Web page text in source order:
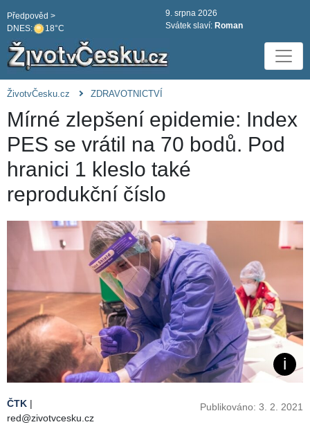
DNES: 18°C
Předpověd >
9. srpna 2026
Svátek slaví: Roman
ŽivotvČesku.cz ZDRAVOTNICTVÍ
Mírné zlepšení epidemie: Index
PES se vrátil na 70 bodů. Pod
hranici 1 kleslo také
reprodukční číslo
ČTK |
red@zivotvcesku.cz
Publikováno: 3. 2. 2021